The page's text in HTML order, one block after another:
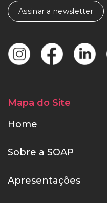
Assinar a newsletter
Mapa do Site
Home
Sobre a SOAP
Apresentações